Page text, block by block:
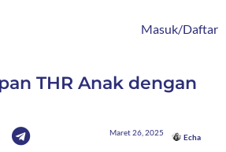
Masuk/Daftar
THR Anak dengan
Maret 26, 2025
Echa